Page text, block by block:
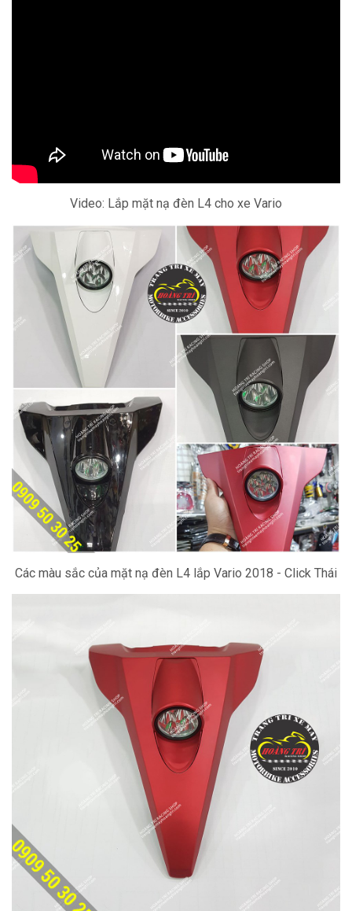
Video: Lắp mặt nạ đèn L4 cho xe Vario
Các màu sắc của mặt nạ đèn L4 lắp Vario 2018 - Click Thái